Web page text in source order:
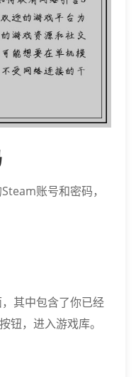
账号和密码，
其中包含了你已经
钮，进入游戏库。